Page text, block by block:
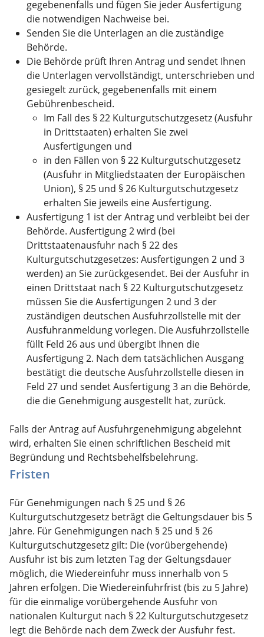
gegebenenfalls und fügen Sie jeder Ausfertigung
die notwendigen Nachweise bei.
Senden Sie die Unterlagen an die zuständige
Behörde.
Die Behörde prüft Ihren Antrag und sendet Ihnen
die Unterlagen vervollständigt, unterschrieben und
gesiegelt zurück, gegebenenfalls mit einem
Gebührenbescheid.
Im Fall des § 22 Kulturgutschutzgesetz (Ausfuhr
in Drittstaaten) erhalten Sie zwei
Ausfertigungen und
in den Fällen von § 22 Kulturgutschutzgesetz
(Ausfuhr in Mitgliedstaaten der Europäischen
Union), § 25 und § 26 Kulturgutschutzgesetz
erhalten Sie jeweils eine Ausfertigung.
Ausfertigung 1 ist der Antrag und verbleibt bei der
Behörde. Ausfertigung 2 wird (bei
Drittstaatenausfuhr nach § 22 des
Kulturgutschutzgesetzes: Ausfertigungen 2 und 3
werden) an Sie zurückgesendet. Bei der Ausfuhr in
einen Drittstaat nach § 22 Kulturgutschutzgesetz
müssen Sie die Ausfertigungen 2 und 3 der
zuständigen deutschen Ausfuhrzollstelle mit der
Ausfuhranmeldung vorlegen. Die Ausfuhrzollstelle
füllt Feld 26 aus und übergibt Ihnen die
Ausfertigung 2. Nach dem tatsächlichen Ausgang
bestätigt die deutsche Ausfuhrzollstelle diesen in
Feld 27 und sendet Ausfertigung 3 an die Behörde,
die die Genehmigung ausgestellt hat, zurück.
Falls der Antrag auf Ausfuhrgenehmigung abgelehnt
wird, erhalten Sie einen schriftlichen Bescheid mit
Begründung und Rechtsbehelfsbelehrung.
Fristen
Für Genehmigungen nach § 25 und § 26
Kulturgutschutzgesetz beträgt die Geltungsdauer bis 5
Jahre. Für Genehmigungen nach § 25 und § 26
Kulturgutschutzgesetz gilt: Die (vorübergehende)
Ausfuhr ist bis zum letzten Tag der Geltungsdauer
möglich, die Wiedereinfuhr muss innerhalb von 5
Jahren erfolgen. Die Wiedereinfuhrfrist (bis zu 5 Jahre)
für die einmalige vorübergehende Ausfuhr von
nationalen Kulturgut nach § 22 Kulturgutschutzgesetz
legt die Behörde nach dem Zweck der Ausfuhr fest.